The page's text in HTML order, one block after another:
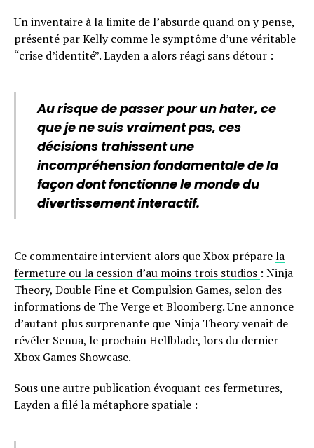
Un inventaire à la limite de l’absurde quand on y pense,
présenté par Kelly comme le symptôme d’une véritable
“crise d’identité”. Layden a alors réagi sans détour :
Au risque de passer pour un hater, ce
que je ne suis vraiment pas, ces
décisions trahissent une
incompréhension fondamentale de la
façon dont fonctionne le monde du
divertissement interactif.
Ce commentaire intervient alors que Xbox préparela
fermeture ou la cession d’au moins trois studios : Ninja
Theory, Double Fine et Compulsion Games, selon des
informations de The Verge et Bloomberg. Une annonce
d’autant plus surprenante que Ninja Theory venait de
révéler Senua, le prochain Hellblade, lors du dernier
Xbox Games Showcase.
Sous une autre publication évoquant ces fermetures,
Layden a filé la métaphore spatiale :